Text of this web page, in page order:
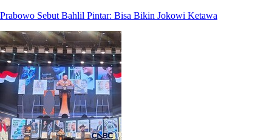
Prabowo Sebut Bahlil Pintar: Bisa Bikin Jokowi Ketawa